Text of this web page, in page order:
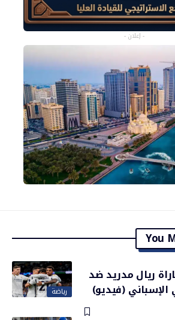
- إعلان -
You
رياضة
ريال مدريد ضد
الإسباني (فيديو)